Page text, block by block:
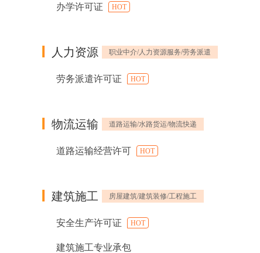
办学许可证 HOT
人力资源 职业中介/人力资源服务/劳务派遣
劳务派遣许可证 HOT
物流运输 道路运输/水路货运/物流快递
道路运输经营许可 HOT
建筑施工 房屋建筑/建筑装修/工程施工
安全生产许可证 HOT
建筑施工专业承包